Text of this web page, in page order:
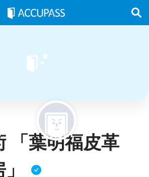
「葉明福皮革